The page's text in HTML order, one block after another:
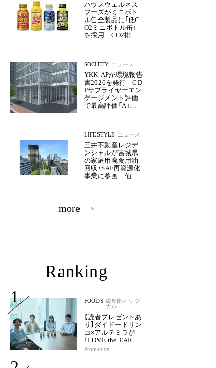
ハウスウェルネス
フーズがミニボト
ル缶全製品に「低C
O2ミニボトル缶」
を採用 CO2排出
SOCIETY ニュース
YKK APが環境報告
書2026を発行 CD
Pサプライヤーエン
ゲージメント評価
で最高評価「A」を
LIFESTYLE ニュース
三井不動産レジデ
ンシャルが宮城県
の家庭用廃食用油
回収・SAF再資源化
事業に参画 仙台
more
Ranking
1
FOODS 編集部オリジ
ナル
【読者プレゼントあ
り】ダイドードリン
コ×アルテミラが
「LOVE the EARTH
シリーズ」で目指す
Promotion